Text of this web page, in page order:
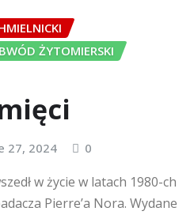
ŻYTOMIERSKI
27, 2024 0
w życie w latach 1980-ch
Pierre’a Nora. Wydane